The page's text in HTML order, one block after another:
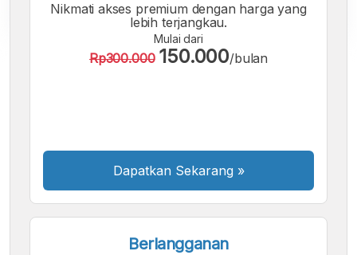
A A A
Nikmati akses premium dengan harga yang
lebih terjangkau.
Mulai dari
Rp300.000 150.000/bulan
Dapatkan Sekarang »
Berlangganan